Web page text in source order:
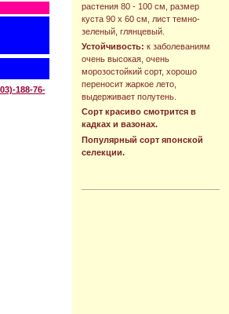
растения 80 - 100 см, размер
куста 90 х 60 см, лист темно-
зеленый, глянцевый.
Устойчивость: к заболеваниям
очень высокая, очень
морозостойкий сорт, хорошо
переносит жаркое лето,
выдерживает полутень.
Сорт красиво смотрится в
кадках и вазонах.
Популярный сорт японской
селекции.
188-76-